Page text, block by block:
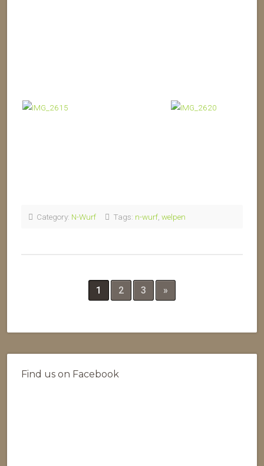
Category: N-Wurf Tags: n-wurf welpen
1 2 3 »
Find us on Facebook